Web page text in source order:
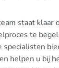
staat klaar
te
specialisten
helpen u bij